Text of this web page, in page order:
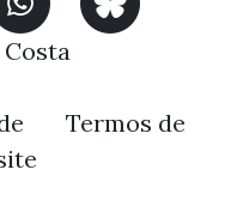
Costa
Termos de